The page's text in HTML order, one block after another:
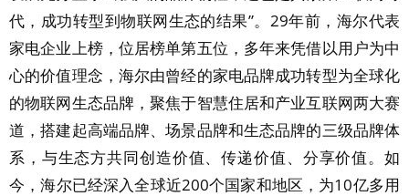
代，成功转型到物联网生态的结果”。29年前，海尔代表
家电企业上榜，位居榜单第五位，多年来凭借以用户为中
心的价值理念，海尔由曾经的家电品牌成功转型为全球化
的物联网生态品牌，聚焦于智慧住居和产业互联网两大赛
道，搭建起高端品牌、场景品牌和生态品牌的三级品牌体
系，与生态方共同创造价值、传递价值、分享价值。如
今，海尔已经深入全球近200个国家和地区，为10亿多用